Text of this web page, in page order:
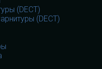
(DECT)
(DECT)